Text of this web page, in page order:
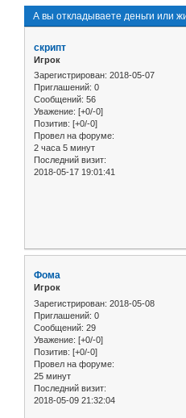
А вы откладываете деньги или
скрипт
Игрок
Зарегистрирован: 2018-05-07
Приглашений: 0
Сообщений: 56
Уважение: [+0/-0]
Позитив: [+0/-0]
Провел на форуме:
2 часа 5 минут
Последний визит:
2018-05-17 19:01:41
Фома
Игрок
Зарегистрирован: 2018-05-08
Приглашений: 0
Сообщений: 29
Уважение: [+0/-0]
Позитив: [+0/-0]
Провел на форуме:
25 минут
Последний визит:
2018-05-09 21:32:04